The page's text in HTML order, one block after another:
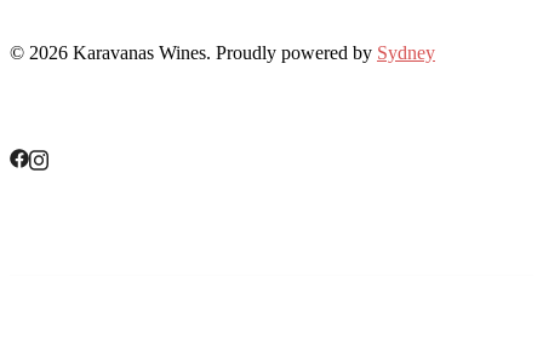
© 2026 Karavanas Wines. Proudly powered by Sydney